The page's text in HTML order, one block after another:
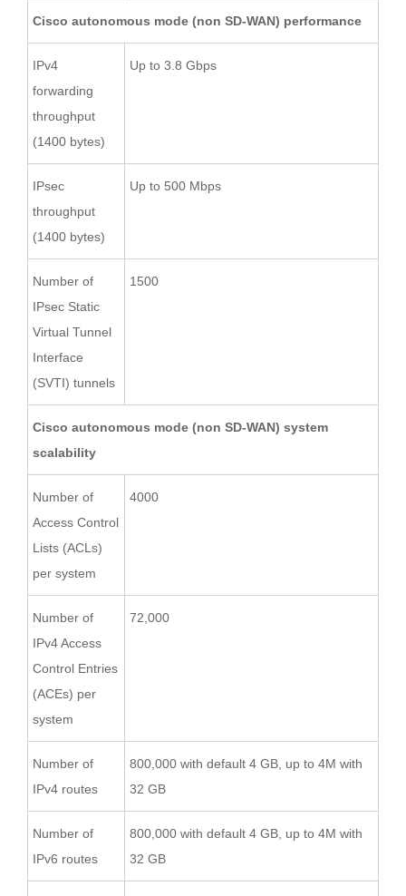
Cisco autonomous mode (non SD-WAN) performance
IPv4
forwarding
throughput
(1400 bytes)
Up to 3.8 Gbps
IPsec
throughput
(1400 bytes)
Up to 500 Mbps
Number of
IPsec Static
Virtual Tunnel
Interface
(SVTI) tunnels
1500
Cisco autonomous mode (non SD-WAN) system
scalability
Number of
Access Control
Lists (ACLs)
per system
4000
Number of
IPv4 Access
Control Entries
(ACEs) per
system
72,000
Number of
IPv4 routes
800,000 with default 4 GB, up to 4M with
32 GB
Number of
IPv6 routes
800,000 with default 4 GB, up to 4M with
32 GB